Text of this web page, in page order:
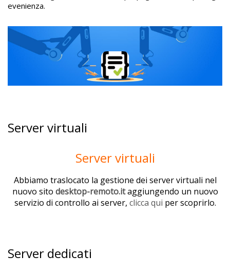
evenienza.
Server virtuali
Server virtuali
Abbiamo traslocato la gestione dei server virtuali nel
nuovo sito desktop-remoto.itaggiungendo un nuovo
servizio di controllo ai server, clicca qui per scoprirlo.
Server dedicati